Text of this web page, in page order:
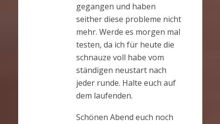
gegangen und haben
seither diese probleme nicht
mehr. Werde es morgen mal
testen, da ich für heute die
schnauze voll habe vom
ständigen neustart nach
jeder runde. Halte euch auf
dem laufenden.
Schönen Abend euch noch